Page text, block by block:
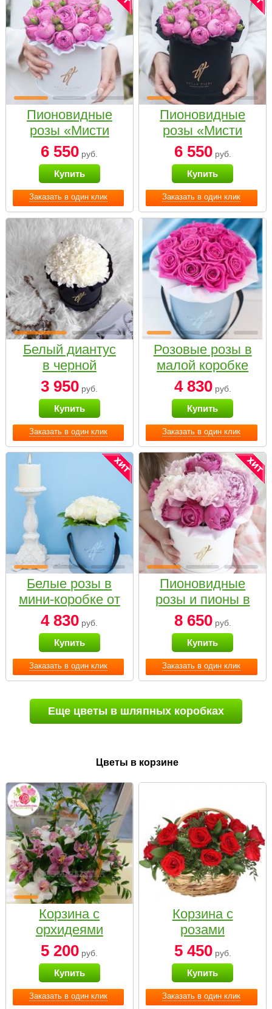
Заказать в один клик
Пионовидные
розы «Мисти
бабблс» в белой
коробке Small
6 550 руб.
Купить
Заказать в один клик
Пионовидные
розы «Мисти
бабблс» в
черной коробке
Small
6 550руб.
Купить
Заказать в один клик
Белый диантус
в черной
коробке Small
3 950 руб.
Купить
Заказать в один клик
Розовые розы в
малой коробке
4 830руб.
Купить
Заказать в один клик
Белые розы в
мини-коробке от
Bella Fiori
4 830 руб.
Купить
Заказать в один клик
Пионовидные
розы и пионы в
белой коробке
Small
8 650руб.
Купить
Еще цветы в шляпных коробках
Цветы в корзине
Заказать в один клик
Корзина с
орхидеями
малая
5 200 руб.
Купить
Заказать в один клик
Корзина с
розами
«Красный
Париж»
5 450руб.
Купить